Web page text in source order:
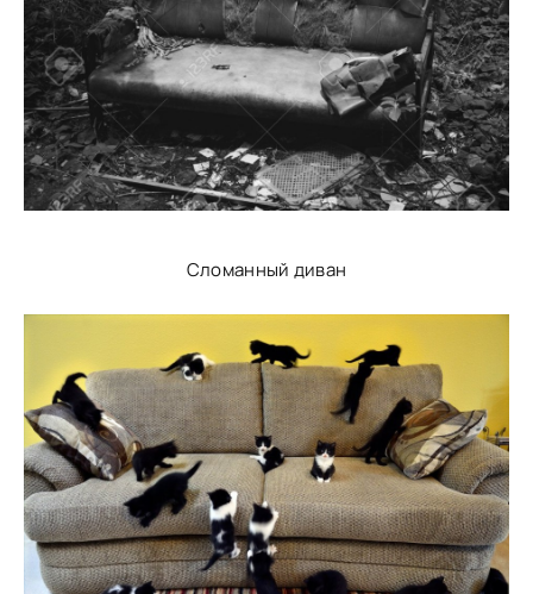
Сломанный диван